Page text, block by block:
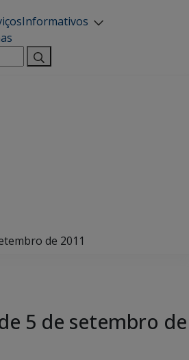
Informativos
de 2011
5 de setembro de